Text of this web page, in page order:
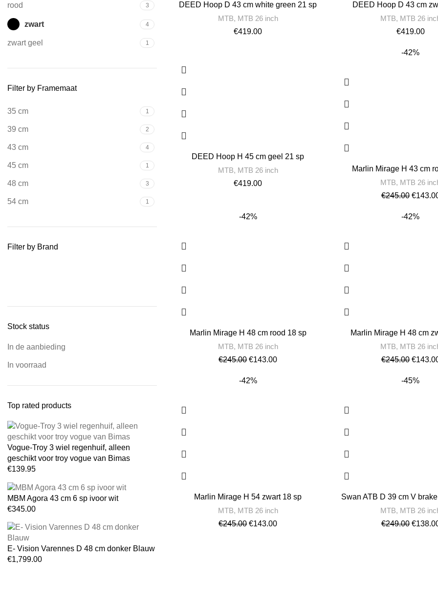
rood 3
zwart 4
zwart geel 1
Filter by Framemaat
35 cm 1
39 cm 2
43 cm 4
45 cm 1
48 cm 3
54 cm 1
Filter by Brand
Stock status
In de aanbieding
In voorraad
Top rated products
Vogue-Troy 3 wiel regenhuif, alleen
geschikt voor troy vogue van Bimas
€139.95
MBM Agora 43 cm 6 sp ivoor wit
€345.00
E- Vision Varennes D 48 cm donker Blauw
€1,799.00
DEED Hoop D 43 cm white green 21 sp
MTB, MTB 26 inch
€419.00
DEED Hoop D 43 cm
MTB, MTB 26
€419.00
DEED Hoop H 45 cm geel 21 sp
MTB, MTB 26 inch
€419.00
-42%
Marlin Mirage H 43 cm
MTB, MTB 26
€245.00 €
-42%
Marlin Mirage H 48 cm rood 18 sp
MTB, MTB 26 inch
€245.00 €143.00
-42%
Marlin Mirage H 48 cm
MTB, MTB 26
€245.00 €
-42%
Marlin Mirage H 54 zwart 18 sp
MTB, MTB 26 inch
€245.00 €143.00
-45%
Swan ATB D 39 cm V
MTB, MTB 26
€249.00 €